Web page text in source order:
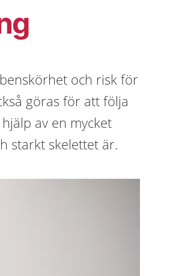
och risk för
göras för att följa
av en mycket
starkt skelettet är.